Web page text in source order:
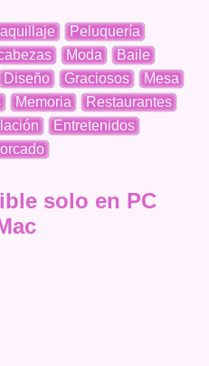
Peluquería
Moda
Baile
Diseño Graciosos
Mesa
Memoria
Restaurantes
Entretenidos
solo en PC